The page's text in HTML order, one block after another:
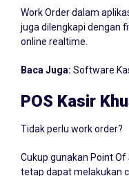
Work Order dalam
juga dilengkapi dengan
online realtime.
Baca Juga: Software
POS Kasir
Tidak perlu work order?
Cukup gunakan Point
tetap dapat melakukan